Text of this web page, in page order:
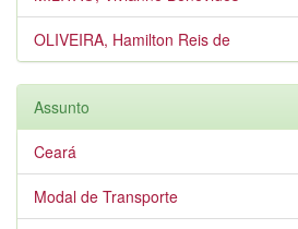
OLIVEIRA, Hamilton Reis de
Assunto
Ceará
Modal de Transporte